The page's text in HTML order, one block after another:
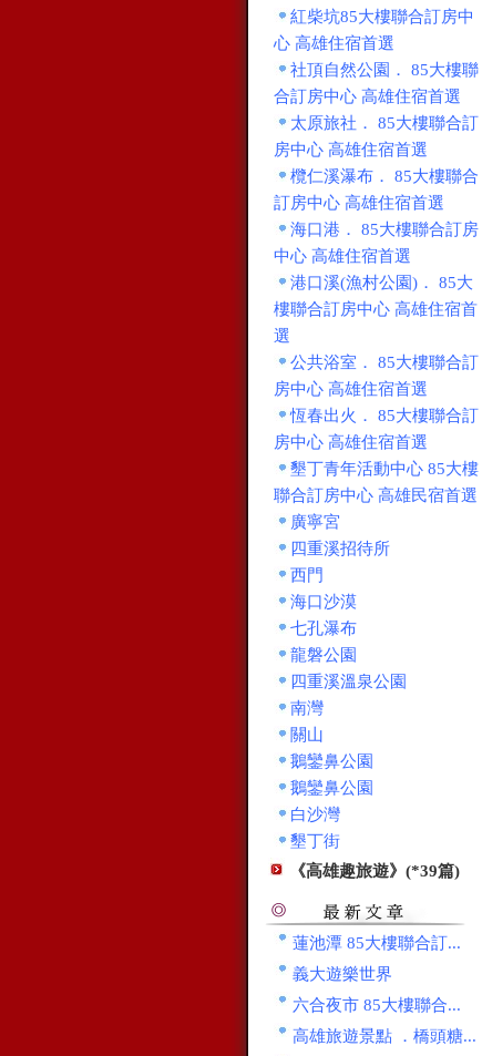
紅柴坑85大樓聯合訂房中
心 高雄住宿首選
社頂自然公園． 85大樓聯
合訂房中心 高雄住宿首選
太原旅社． 85大樓聯合訂
房中心 高雄住宿首選
欖仁溪瀑布． 85大樓聯合
訂房中心 高雄住宿首選
海口港． 85大樓聯合訂房
中心 高雄住宿首選
港口溪(漁村公園)． 85大
樓聯合訂房中心 高雄住宿首
選
公共浴室． 85大樓聯合訂
房中心 高雄住宿首選
恆春出火． 85大樓聯合訂
房中心 高雄住宿首選
墾丁青年活動中心 85大樓
聯合訂房中心 高雄民宿首選
廣寧宮
四重溪招待所
西門
海口沙漠
七孔瀑布
龍磐公園
四重溪溫泉公園
南灣
關山
鵝鑾鼻公園
鵝鑾鼻公園
白沙灣
墾丁街
《高雄趣旅遊》(*39篇)
蓮池潭 85大樓聯合訂...
義大遊樂世界
六合夜市 85大樓聯合...
高雄旅遊景點 ．橋頭糖...